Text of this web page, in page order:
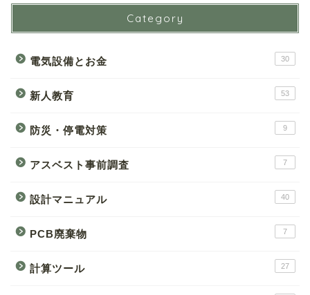
Category
電気設備とお金 30
新人教育 53
防災・停電対策 9
アスベスト事前調査 7
設計マニュアル 40
PCB廃棄物 7
計算ツール 27